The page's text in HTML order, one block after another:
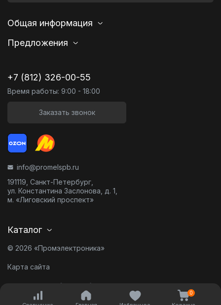
0
Общая информация
Предложения
+7 (812) 326-00-55
Время работы: 9:00 - 18:00
Заказать звонок
info@promelspb.ru
191119, Санкт-Петербург,
ул. Константина Заслонова, д. 1,
м. «Лиговский проспект»
Каталог
© 2026 «Промэлектроника»
Карта сайта